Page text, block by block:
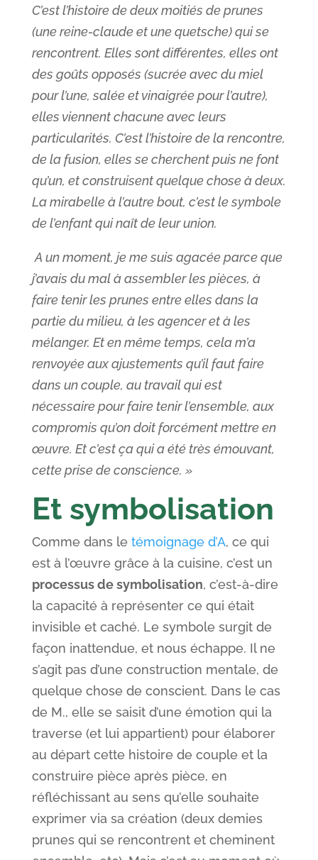
C’est l’histoire de deux moitiés de prunes
(une reine-claude et une quetsche) qui se
rencontrent. Elles sont différentes, elles ont
des goûts opposés (sucrée avec du miel
pour l’une, salée et vinaigrée pour l’autre),
elles viennent chacune avec leurs
particularités. C’est l’histoire de la rencontre,
de la fusion, elles se cherchent puis ne font
qu’un, et construisent quelque chose à deux.
La mirabelle à l’autre bout, c’est le symbole
de l’enfant qui naît de leur union.
A un moment, je me suis agacée parce que
j’avais du mal à assembler les pièces, à
faire tenir les prunes entre elles dans la
partie du milieu, à les agencer et à les
mélanger. Et en même temps, cela m’a
renvoyée aux ajustements qu’il faut faire
dans un couple, au travail qui est
nécessaire pour faire tenir l’ensemble, aux
compromis qu’on doit forcément mettre en
œuvre. Et c’est ça qui a été très émouvant,
cette prise de conscience. »
Et symbolisation
Comme dans le témoignage d’A, ce qui
est à l’œuvre grâce à la cuisine, c’est un
processus de symbolisation, c’est-à-dire
la capacité à représenter ce qui était
invisible et caché. Le symbole surgit de
façon inattendue, et nous échappe. Il ne
s’agit pas d’une construction mentale, de
quelque chose de conscient. Dans le cas
de M., elle se saisit d’une émotion qui la
traverse (et lui appartient) pour élaborer
au départ cette histoire de couple et la
construire pièce après pièce, en
réfléchissant au sens qu’elle souhaite
exprimer via sa création (deux demies
prunes qui se rencontrent et cheminent